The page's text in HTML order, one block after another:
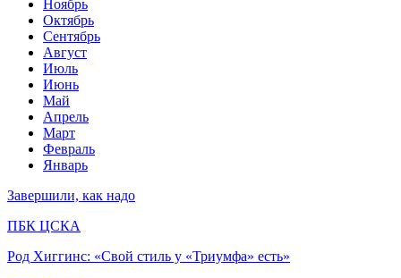
Ноябрь
Октябрь
Сентябрь
Август
Июль
Июнь
Май
Апрель
Март
Февраль
Январь
Завершили, как надо
ПБК ЦСКА
Род Хиггинс: «Свой стиль у «Триумфа» есть»